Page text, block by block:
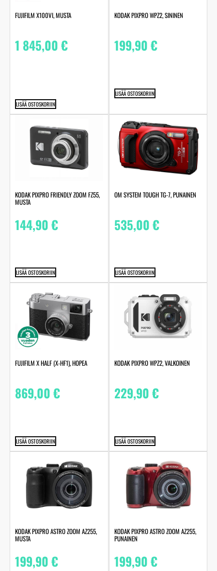
FUJIFILM X100VI, MUSTA
1 845,00€
LISÄÄ OSTOSKORIIN
KODAK PIXPRO WPZ2, SININEN
199,90€
LISÄÄ OSTOSKORIIN
KODAK PIXPRO FRIENDLY ZOOM FZ55,
MUSTA
144,90€
LISÄÄ OSTOSKORIIN
OM SYSTEM TOUGH TG-7, PUNAINEN
535,00€
LISÄÄ OSTOSKORIIN
FUJIFILM X HALF (X-HF1), HOPEA
869,00€
LISÄÄ OSTOSKORIIN
KODAK PIXPRO WPZ2, VALKOINEN
229,90€
LISÄÄ OSTOSKORIIN
KODAK PIXPRO ASTRO ZOOM AZ255,
MUSTA
199,90€
KODAK PIXPRO ASTRO ZOOM AZ255,
PUNAINEN
199,90€